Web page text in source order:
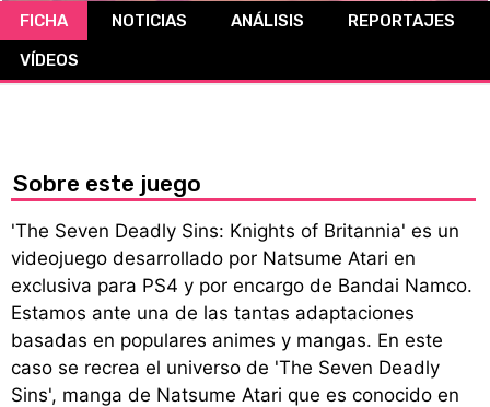
CÓMICS
FICHA NOTICIAS ANÁLISIS
REPORTAJES
VÍDEOS
Sobre este juego
'The Seven Deadly Sins: Knights of Britannia' es un
videojuego desarrollado por Natsume Atari en
exclusiva para PS4 y por encargo de Bandai Namco.
Estamos ante una de las tantas adaptaciones
basadas en populares animes y mangas. En este
caso se recrea el universo de 'The Seven Deadly
Sins', manga de Natsume Atari que es conocido en